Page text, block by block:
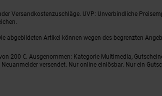
Versandkostenzuschläge. UVP: Unverbindliche
Artikel können wegen des begrenzten
200 €. Ausgenommen: Kategorie Multimedia,
versendet. Nur online einlösbar. Nur ein